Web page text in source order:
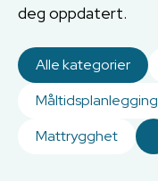
deg oppdatert.
Alle kategorier
Måltidsplanlegging
Mattrygghet